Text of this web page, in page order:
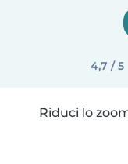
4,7 / 5
Riduci lo